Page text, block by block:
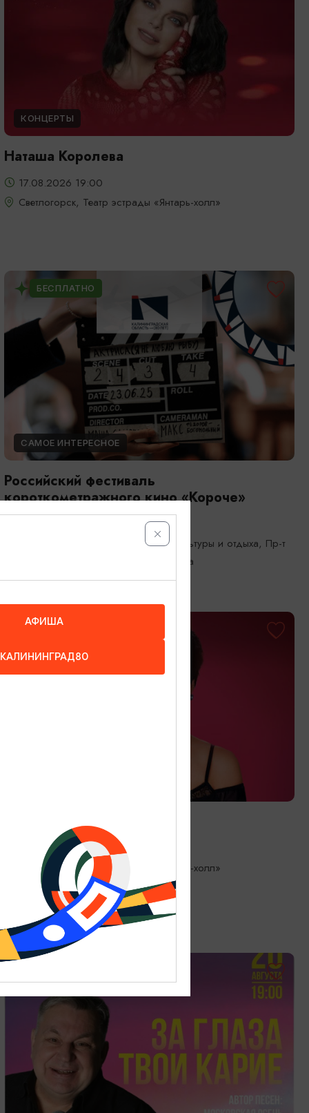
КОНЦЕРТЫ
Наташа Королева
17.08.2026 19:00
Светлогорск, Театр эстрады «Янтарь-холл»
БЕСПЛАТНО
САМОЕ ИНТЕРЕСНОЕ
Российский фестиваль
короткометражного кино «Короче»
Калининград, Центральный парк культуры и отдыха, Пр-т
Победы, 1; кинотеатры Калининграда
19.08.2026 19:00
Светлогорск, Театр эстрады «Янтарь-холл»
АФИША
КАЛИНИНГРАД80